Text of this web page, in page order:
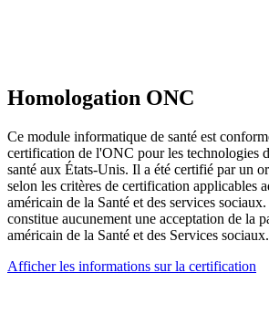
Homologation ONC
Ce module informatique de santé est
certification de l'ONC pour les technologies
santé aux États-Unis. Il a été certifié par un
selon les critères de certification applicables
américain de la Santé et des services
constitue aucunement une acceptation de la
américain de la Santé et des Services sociaux.
Afficher les informations sur la certification